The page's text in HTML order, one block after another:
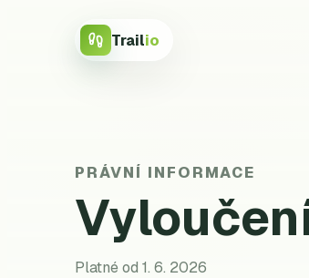
Trailio
PRÁVNÍ INFORMACE
Platné od 1. 6. 2026